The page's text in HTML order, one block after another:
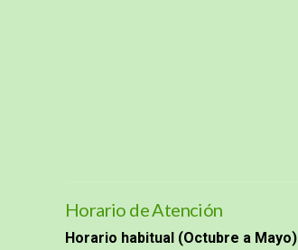
Horario de Atención
Horario habitual (Octubre a Mayo)